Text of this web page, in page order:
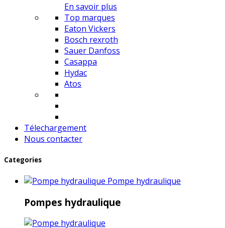
En savoir plus
Top marques
Eaton Vickers
Bosch rexroth
Sauer Danfoss
Casappa
Hydac
Atos
Télechargement
Nous contacter
Categories
Pompe hydraulique
Pompes hydraulique